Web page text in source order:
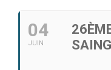
- Allocation d’études
04
JUIN